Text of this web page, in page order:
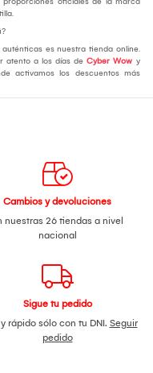
auténticas es nuestra tienda online.
atento a los días de Cyber Wow y
activamos los descuentos más
Cambios y devoluciones
nuestras 26 tiendas a nivel
nacional
Sigue tu pedido
rápido sólo con tu DNI. Seguir
pedido